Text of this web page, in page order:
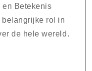
en Betekenis
rol in
de hele wereld.